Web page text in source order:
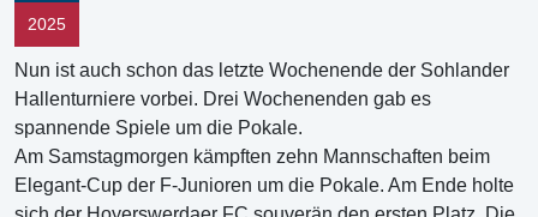
2025
Nun ist auch schon das letzte Wochenende der Sohlander
Hallenturniere vorbei. Drei Wochenenden gab es
spannende Spiele um die Pokale.
Am Samstagmorgen kämpften zehn Mannschaften beim
Elegant-Cup der F-Junioren um die Pokale. Am Ende holte